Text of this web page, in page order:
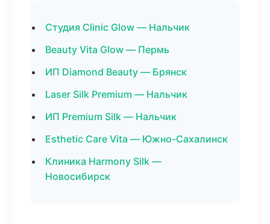
Студия Clinic Glow — Нальчик
Beauty Vita Glow — Пермь
ИП Diamond Beauty — Брянск
Laser Silk Premium — Нальчик
ИП Premium Silk — Нальчик
Esthetic Care Vita — Южно-Сахалинск
Клиника Harmony Silk —
Новосибирск